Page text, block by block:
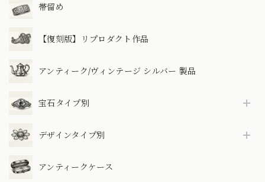
帯留め
【復刻版】リプロダクト作品
アンティーク/ヴィンテージ シルバー 製品
宝石タイプ別
デザインタイプ別
アンティークケース